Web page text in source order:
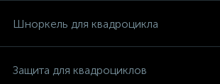
Шноркель для квадроцикла
Защита для квадроциклов